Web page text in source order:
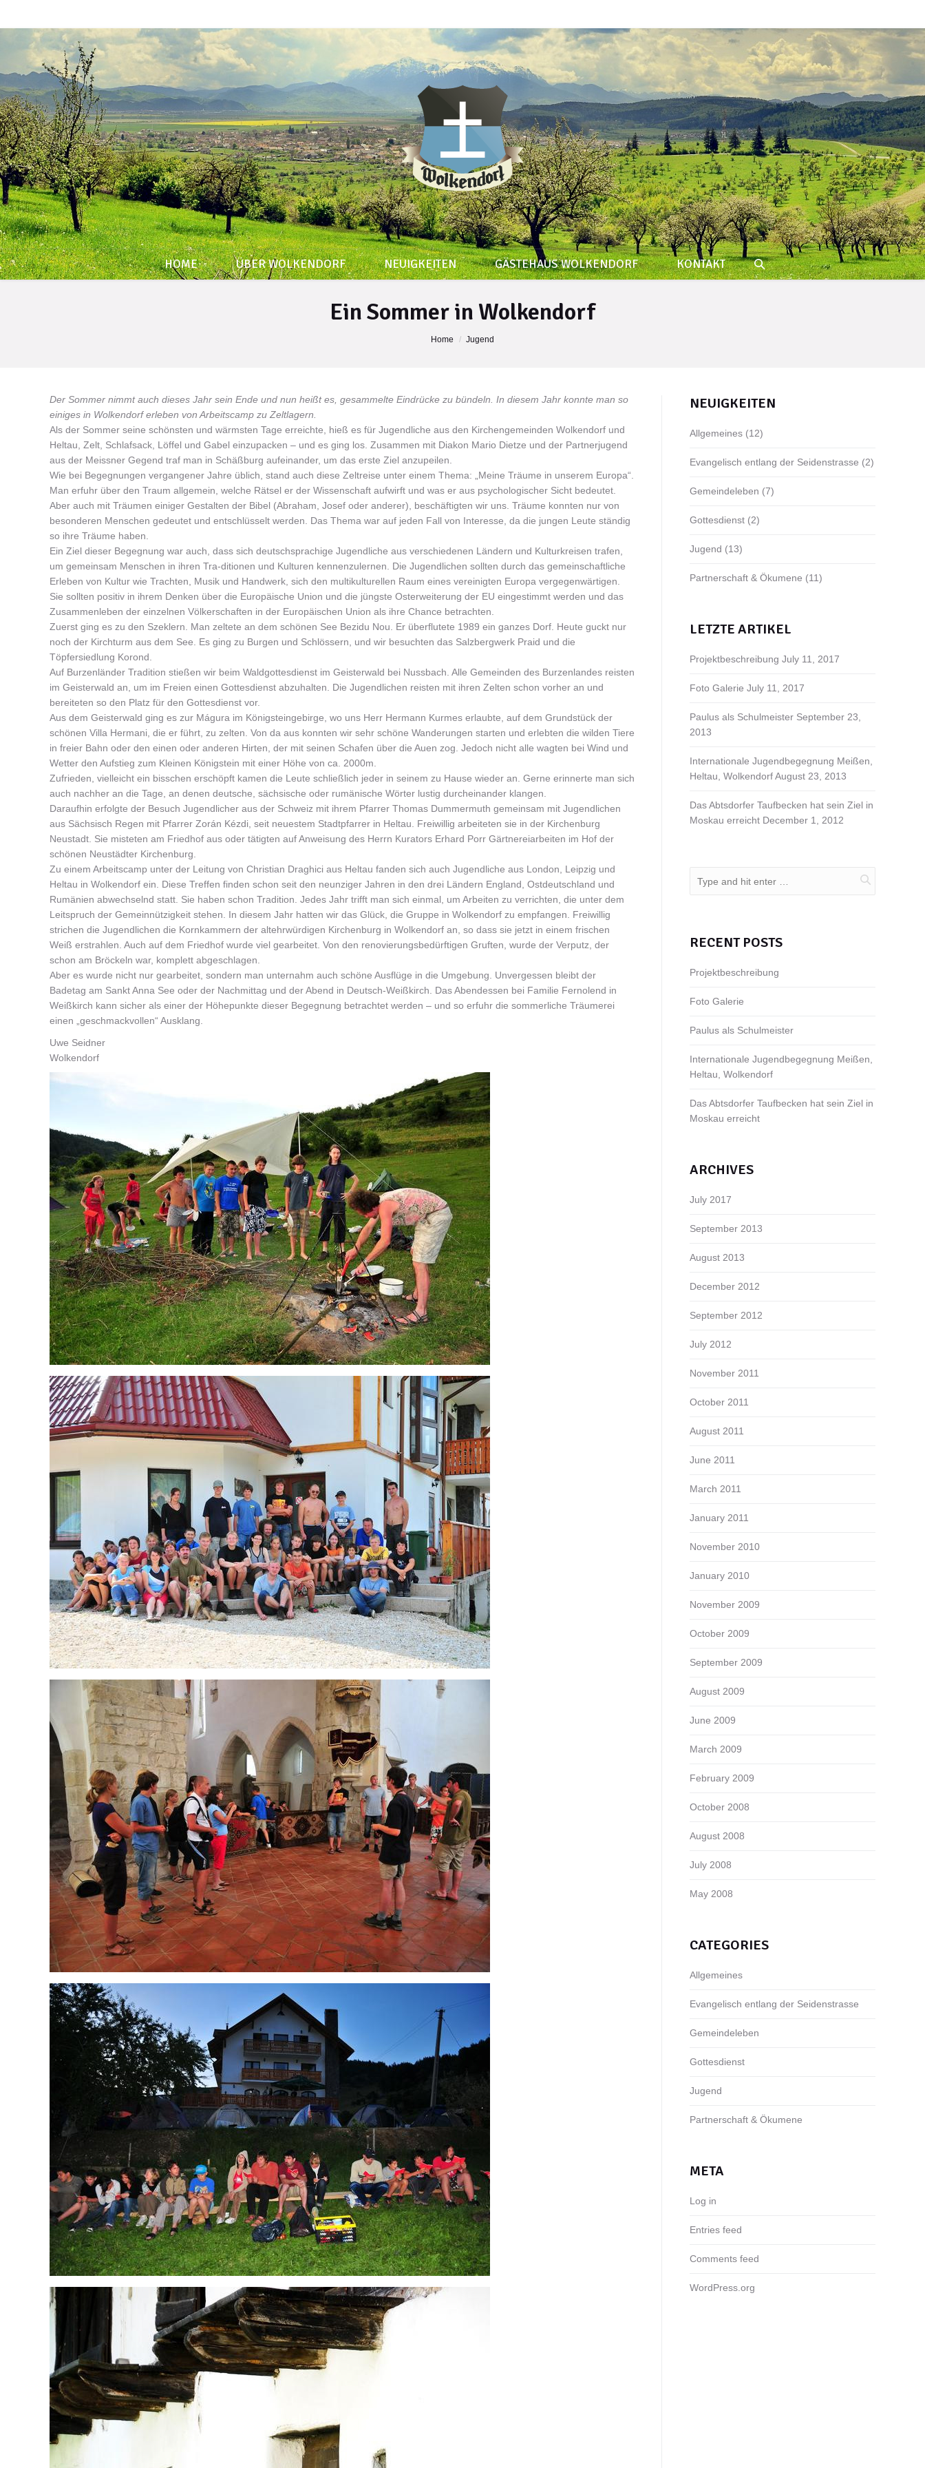
HOME ÜBER WOLKENDORF NEUIGKEITEN GÄSTEHAUS WOLKENDORF KONTAKT
Ein Sommer in Wolkendorf
Home Jugend
Der Sommer nimmt auch dieses Jahr sein Ende und nun heißt es, gesammelte Eindrücke zu bündeln. In diesem Jahr konnte man so
einiges in Wolkendorf erleben von Arbeitscamp zu Zeltlagern.
Als der Sommer seine schönsten und wärmsten Tage erreichte, hieß es für Jugendliche aus den Kirchengemeinden Wolkendorf und
Heltau, Zelt, Schlafsack, Löffel und Gabel einzupacken – und es ging los. Zusammen mit Diakon Mario Dietze und der Partnerjugend
aus der Meissner Gegend traf man in Schäßburg aufeinander, um das erste Ziel anzupeilen.
Wie bei Begegnungen vergangener Jahre üblich, stand auch diese Zeltreise unter einem Thema: „Meine Träume in unserem Europa“.
Man erfuhr über den Traum allgemein, welche Rätsel er der Wissenschaft aufwirft und was er aus psychologischer Sicht bedeutet.
Aber auch mit Träumen einiger Gestalten der Bibel (Abraham, Josef oder anderer), beschäftigten wir uns. Träume konnten nur von
besonderen Menschen gedeutet und entschlüsselt werden. Das Thema war auf jeden Fall von Interesse, da die jungen Leute ständig
so ihre Träume haben.
Ein Ziel dieser Begegnung war auch, dass sich deutschsprachige Jugendliche aus verschiedenen Ländern und Kulturkreisen trafen,
um gemeinsam Menschen in ihren Tra-ditionen und Kulturen kennenzulernen. Die Jugendlichen sollten durch das gemeinschaftliche
Erleben von Kultur wie Trachten, Musik und Handwerk, sich den multikulturellen Raum eines vereinigten Europa vergegenwärtigen.
Sie sollten positiv in ihrem Denken über die Europäische Union und die jüngste Osterweiterung der EU eingestimmt werden und das
Zusammenleben der einzelnen Völkerschaften in der Europäischen Union als ihre Chance betrachten.
Zuerst ging es zu den Szeklern. Man zeltete an dem schönen See Bezidu Nou. Er überflutete 1989 ein ganzes Dorf. Heute guckt nur
noch der Kirchturm aus dem See. Es ging zu Burgen und Schlössern, und wir besuchten das Salzbergwerk Praid und die
Töpfersiedlung Korond.
Auf Burzenländer Tradition stießen wir beim Waldgottesdienst im Geisterwald bei Nussbach. Alle Gemeinden des Burzenlandes reisten
im Geisterwald an, um im Freien einen Gottesdienst abzuhalten. Die Jugendlichen reisten mit ihren Zelten schon vorher an und
bereiteten so den Platz für den Gottesdienst vor.
Aus dem Geisterwald ging es zur Mágura im Königsteingebirge, wo uns Herr Hermann Kurmes erlaubte, auf dem Grundstück der
schönen Villa Hermani, die er führt, zu zelten. Von da aus konnten wir sehr schöne Wanderungen starten und erlebten die wilden Tiere
in freier Bahn oder den einen oder anderen Hirten, der mit seinen Schafen über die Auen zog. Jedoch nicht alle wagten bei Wind und
Wetter den Aufstieg zum Kleinen Königstein mit einer Höhe von ca. 2000m.
Zufrieden, vielleicht ein bisschen erschöpft kamen die Leute schließlich jeder in seinem zu Hause wieder an. Gerne erinnerte man sich
auch nachher an die Tage, an denen deutsche, sächsische oder rumänische Wörter lustig durcheinander klangen.
Daraufhin erfolgte der Besuch Jugendlicher aus der Schweiz mit ihrem Pfarrer Thomas Dummermuth gemeinsam mit Jugendlichen
aus Sächsisch Regen mit Pfarrer Zorán Kézdi, seit neuestem Stadtpfarrer in Heltau. Freiwillig arbeiteten sie in der Kirchenburg
Neustadt. Sie misteten am Friedhof aus oder tätigten auf Anweisung des Herrn Kurators Erhard Porr Gärtnereiarbeiten im Hof der
schönen Neustädter Kirchenburg.
Zu einem Arbeitscamp unter der Leitung von Christian Draghici aus Heltau fanden sich auch Jugendliche aus London, Leipzig und
Heltau in Wolkendorf ein. Diese Treffen finden schon seit den neunziger Jahren in den drei Ländern England, Ostdeutschland und
Rumänien abwechselnd statt. Sie haben schon Tradition. Jedes Jahr trifft man sich einmal, um Arbeiten zu verrichten, die unter dem
Leitspruch der Gemeinnützigkeit stehen. In diesem Jahr hatten wir das Glück, die Gruppe in Wolkendorf zu empfangen. Freiwillig
strichen die Jugendlichen die Kornkammern der altehrwürdigen Kirchenburg in Wolkendorf an, so dass sie jetzt in einem frischen
Weiß erstrahlen. Auch auf dem Friedhof wurde viel gearbeitet. Von den renovierungsbedürftigen Gruften, wurde der Verputz, der
schon am Bröckeln war, komplett abgeschlagen.
Aber es wurde nicht nur gearbeitet, sondern man unternahm auch schöne Ausflüge in die Umgebung. Unvergessen bleibt der
Badetag am Sankt Anna See oder der Nachmittag und der Abend in Deutsch-Weißkirch. Das Abendessen bei Familie Fernolend in
Weißkirch kann sicher als einer der Höhepunkte dieser Begegnung betrachtet werden – und so erfuhr die sommerliche Träumerei
einen „geschmackvollen“ Ausklang.
Uwe Seidner
Wolkendorf
NEUIGKEITEN
Allgemeines (12)
Evangelisch entlang der Seidenstrasse (2)
Gemeindeleben (7)
Gottesdienst (2)
Jugend (13)
Partnerschaft & Ökumene (11)
LETZTE ARTIKEL
Projektbeschreibung July 11, 2017
Foto Galerie July 11, 2017
Paulus als Schulmeister September 23,
2013
Internationale Jugendbegegnung Meißen,
Heltau, WolkendorfAugust 23, 2013
Das Abtsdorfer Taufbecken hat sein Ziel in
Moskau erreicht December 1, 2012
RECENT POSTS
Projektbeschreibung
Foto Galerie
Paulus als Schulmeister
Internationale Jugendbegegnung Meißen,
Heltau, Wolkendorf
Das Abtsdorfer Taufbecken hat sein Ziel in
Moskau erreicht
ARCHIVES
July 2017
September 2013
August 2013
December 2012
September 2012
July 2012
November 2011
October 2011
August 2011
June 2011
March 2011
January 2011
November 2010
January 2010
November 2009
October 2009
September 2009
August 2009
June 2009
March 2009
February 2009
October 2008
August 2008
July 2008
May 2008
CATEGORIES
Allgemeines
Evangelisch entlang der Seidenstrasse
Gemeindeleben
Gottesdienst
Jugend
Partnerschaft & Ökumene
META
Log in
Entries feed
Comments feed
WordPress.org